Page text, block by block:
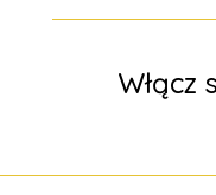
Włącz